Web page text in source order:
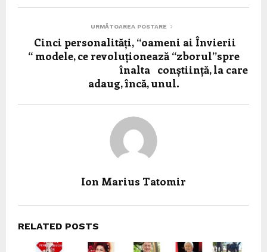
URMĂTOAREA POSTARE
Cinci personalități, “oameni ai Învierii
“ modele, ce revoluționează “zborul”spre
înalta conștiință, la care
adaug, încă, unul.
Ion Marius Tatomir
RELATED POSTS